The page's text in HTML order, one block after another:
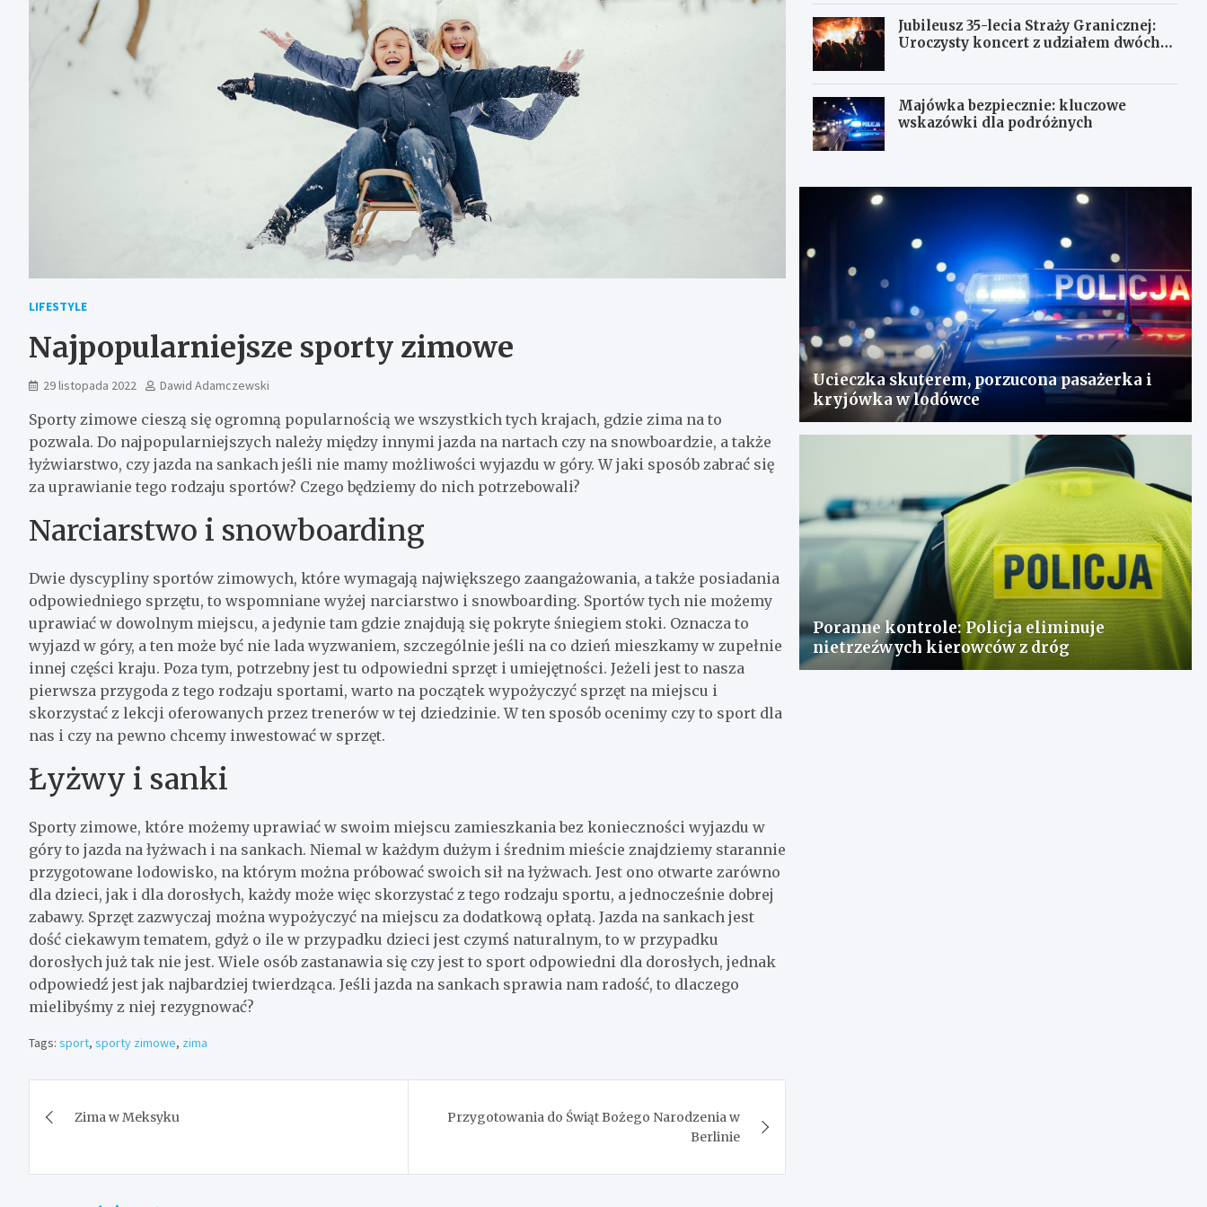
LIFESTYLE
Najpopularniejsze sporty zimowe
29 listopada 2022 Dawid Adamczewski
Sporty zimowe cieszą się ogromną popularnością we wszystkich tych krajach, gdzie zima na to
pozwala. Do najpopularniejszych należy między innymi jazda na nartach czy na snowboardzie, a także
łyżwiarstwo, czy jazda na sankach jeśli nie mamy możliwości wyjazdu w góry. W jaki sposób zabrać się
za uprawianie tego rodzaju sportów? Czego będziemy do nich potrzebowali?
Narciarstwo i snowboarding
Dwie dyscypliny sportów zimowych, które wymagają największego zaangażowania, a także posiadania
odpowiedniego sprzętu, to wspomniane wyżej narciarstwo i snowboarding. Sportów tych nie możemy
uprawiać w dowolnym miejscu, a jedynie tam gdzie znajdują się pokryte śniegiem stoki. Oznacza to
wyjazd w góry, a ten może być nie lada wyzwaniem, szczególnie jeśli na co dzień mieszkamy w zupełnie
innej części kraju. Poza tym, potrzebny jest tu odpowiedni sprzęt i umiejętności. Jeżeli jest to nasza
pierwsza przygoda z tego rodzaju sportami, warto na początek wypożyczyć sprzęt na miejscu i
skorzystać z lekcji oferowanych przez trenerów w tej dziedzinie. W ten sposób ocenimy czy to sport dla
nas i czy na pewno chcemy inwestować w sprzęt.
Łyżwy i sanki
Sporty zimowe, które możemy uprawiać w swoim miejscu zamieszkania bez konieczności wyjazdu w
góry to jazda na łyżwach i na sankach. Niemal w każdym dużym i średnim mieście znajdziemy starannie
przygotowane lodowisko, na którym można próbować swoich sił na łyżwach. Jest ono otwarte zarówno
dla dzieci, jak i dla dorosłych, każdy może więc skorzystać z tego rodzaju sportu, a jednocześnie dobrej
zabawy. Sprzęt zazwyczaj można wypożyczyć na miejscu za dodatkową opłatą. Jazda na sankach jest
dość ciekawym tematem, gdyż o ile w przypadku dzieci jest czymś naturalnym, to w przypadku
dorosłych już tak nie jest. Wiele osób zastanawia się czy jest to sport odpowiedni dla dorosłych, jednak
odpowiedź jest jak najbardziej twierdząca. Jeśli jazda na sankach sprawia nam radość, to dlaczego
mielibyśmy z niej rezygnować?
Tags: sport, sporty zimowe, zima
wpisu
Zima w Meksyku
Przygotowania do Świąt Bożego Narodzenia w
Berlinie
Jubileusz 35-lecia Straży Granicznej:
Uroczysty koncert z udziałem dwóch
Majówka bezpiecznie: kluczowe
wskazówki dla podróżnych
Ucieczka skuterem, porzucona pasażerka i
kryjówka w lodówce
Poranne kontrole: Policja eliminuje
nietrzeźwych kierowców z dróg